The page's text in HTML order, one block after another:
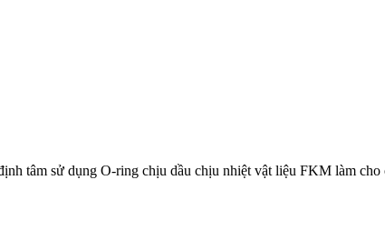
tâm sử dụng O-ring chịu dầu chịu nhiệt vật liệu FKM làm